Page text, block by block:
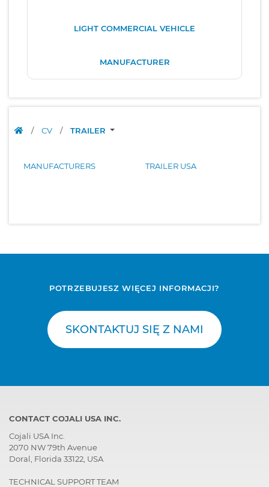
LIGHT COMMERCIAL VEHICLE
MANUFACTURER
/ CV / TRAILER
MANUFACTURERS TRAILER USA
POTRZEBUJESZ WIĘCEJ INFORMACJI?
SKONTAKTUJ SIĘ Z NAMI
CONTACT COJALI USA INC.
Cojali USA Inc.
2070 NW 79th Avenue
Doral, Florida 33122, USA
TECHNICAL SUPPORT TEAM